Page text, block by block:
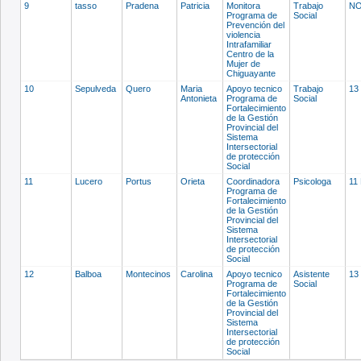
9 tasso Pradena Patricia
Monitora
Programa de
Prevención del
violencia
Intrafamiliar
Centro de la
Mujer de
Chiguayante
Trabajo
Social
10 Sepulveda Quero
Maria
Antonieta
Apoyo tecnico
Programa de
Fortalecimiento
de la Gestión
Provincial del
Sistema
Intersectorial
de protección
Social
Trabajo
Social
11 Lucero Portus Orieta
Coordinadora
Programa de
Fortalecimiento
de la Gestión
Provincial del
Sistema
Intersectorial
de protección
Social
Psicologa
12 Balboa Montecinos Carolina
Apoyo tecnico
Programa de
Fortalecimiento
de la Gestión
Provincial del
Sistema
Intersectorial
de protección
Social
Asistente
Social